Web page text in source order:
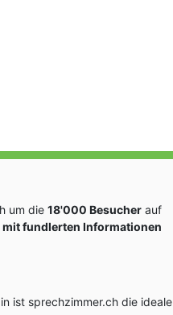
um die 18'000 Besucher auf
fundlerten Informationen
ist sprechzimmer.ch die ideale